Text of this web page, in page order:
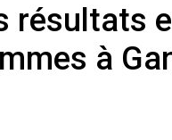
résultats
à